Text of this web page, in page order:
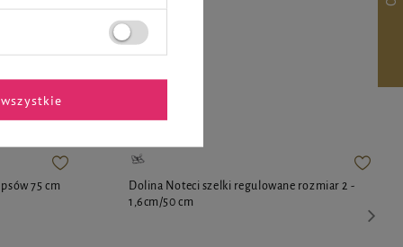
75 cm
Dolina Noteci szelki regulowane rozmiar 2 -
1,6cm/50 cm